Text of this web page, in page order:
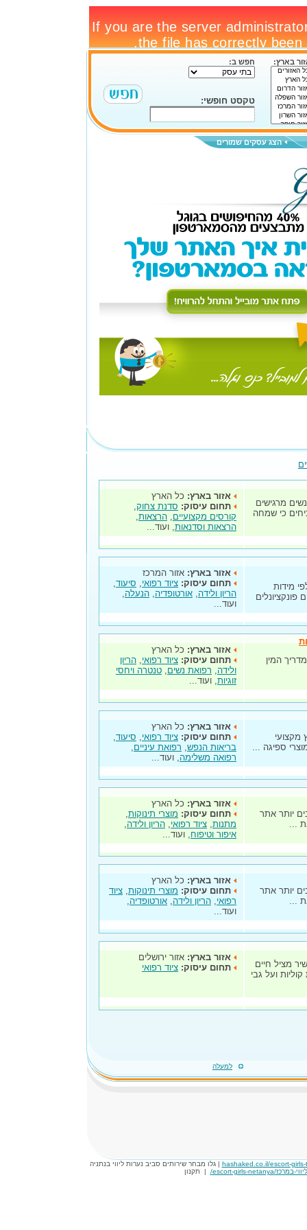
בארץ: חפש ב:
טקסט חופשי:
הצג עסקים שמורים
מרגישים
כי שמחה
אזור בארץ: כל הארץ
תחום עיסוק: סדנת צחוק,
קורסים מקצועיים, הרצאות,
הרצאות וסדנאות, ועוד...
מידות
אזור בארץ: אזור המרכז
תחום עיסוק: ציוד רפואי, סיעוד,
הריון ולידה, אורטופדיה, הנעלה,
ועוד...
המין
אזור בארץ: כל הארץ
תחום עיסוק: ציוד רפואי, הריון
ולידה, רפואת נשים, טנטרה ויחסי
זוגיות, ועוד...
מקצועי
ספיגה ...
אזור בארץ: כל הארץ
תחום עיסוק: ציוד רפואי, סיעוד,
בריאות הנפש, רפואת עיניים,
רפואה משלימה, ועוד...
יותר אתר
...
אזור בארץ: כל הארץ
תחום עיסוק: מוצרי תינוקות,
מתנות, ציוד רפואי, הריון ולידה,
איפור וטיפוח, ועוד...
יותר אתר
...
אזור בארץ: כל הארץ
תחום עיסוק: מוצרי תינוקות, ציוד
רפואי, הריון ולידה, אורטופדיה,
ועוד...
מציל חיים
ועל גבי
אזור בארץ: אזור ירושלים
תחום עיסוק: ציוד רפואי
למעלה
hashaked.co.il/escort-girls- | גלו מבחר שירותים סביב נערות ליווי בנתניה
| תקנון